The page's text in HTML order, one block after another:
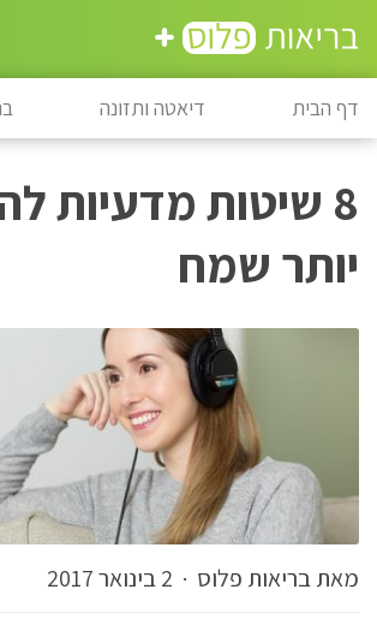
דף הבית דיאטה ותזונה
8 שיטות מדעיות
יותר שמח
מאת בריאות פלוס · 2 בינואר 2017